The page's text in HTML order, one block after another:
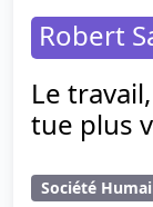
Robert
Le
tue plus
Société